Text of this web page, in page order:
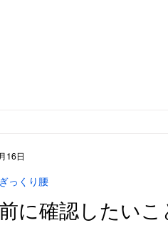
に確認したいこ
っくり腰
16日